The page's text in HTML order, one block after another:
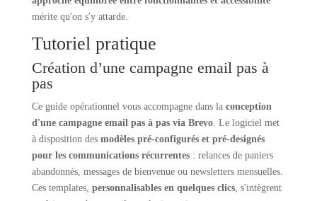
mérite qu'on s'y attarde.
Tutoriel pratique
Création d’une campagne email pas à
pas
Ce guide opérationnel vous accompagne dans la conception
d'une campagne email pas à pas via Brevo. Le logiciel met
à disposition des modèles pré-configurés et pré-designés
pour les communications récurrentes: relances de paniers
abandonnés, messages de bienvenue ou newsletters mensuelles.
Ces templates, personnalisables en quelques clics, s'intègrent